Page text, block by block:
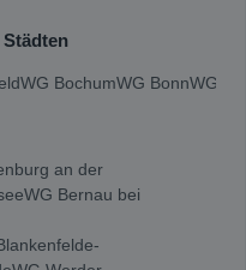
WG BochumWG BonnWG
an der
WG Bernau bei